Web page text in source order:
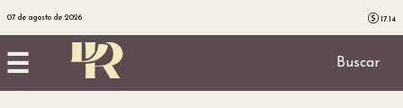
07 de agosto de 2026 17.14
☰ Buscar